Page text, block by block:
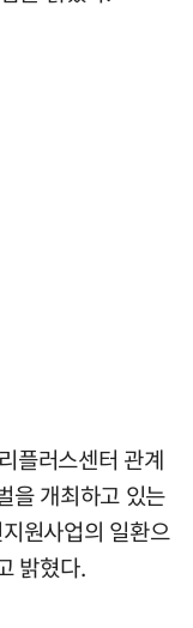
플러스센터 관계
을 개최하고 있는
원사업의 일환으
밝혔다.